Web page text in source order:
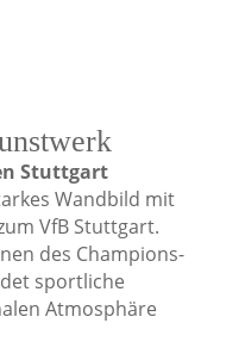
Stuttgart
Wandbild mit
VfB Stuttgart.
des Champions-
sportliche
Atmosphäre